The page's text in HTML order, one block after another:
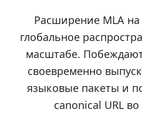
Расширение MLA на
глобальное
масштабе.
своевременно
языковые пакеты и
canonical URL